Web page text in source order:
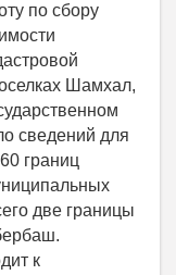
по сбору
Шамхал,
сведений для
границ
две границы
к